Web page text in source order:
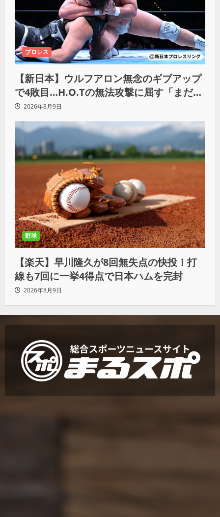
プロレス
【新日本】ウルフアロン無念のギブアップ
で4敗目…H.O.Tの無法攻撃に屈す「まだま
だ俺自身の力はこんなもんだなって」
2026年8月9日
野球
【楽天】早川隆久が8回無失点の快投！打
線も7回に一挙4得点で日本ハムを完封
2026年8月9日